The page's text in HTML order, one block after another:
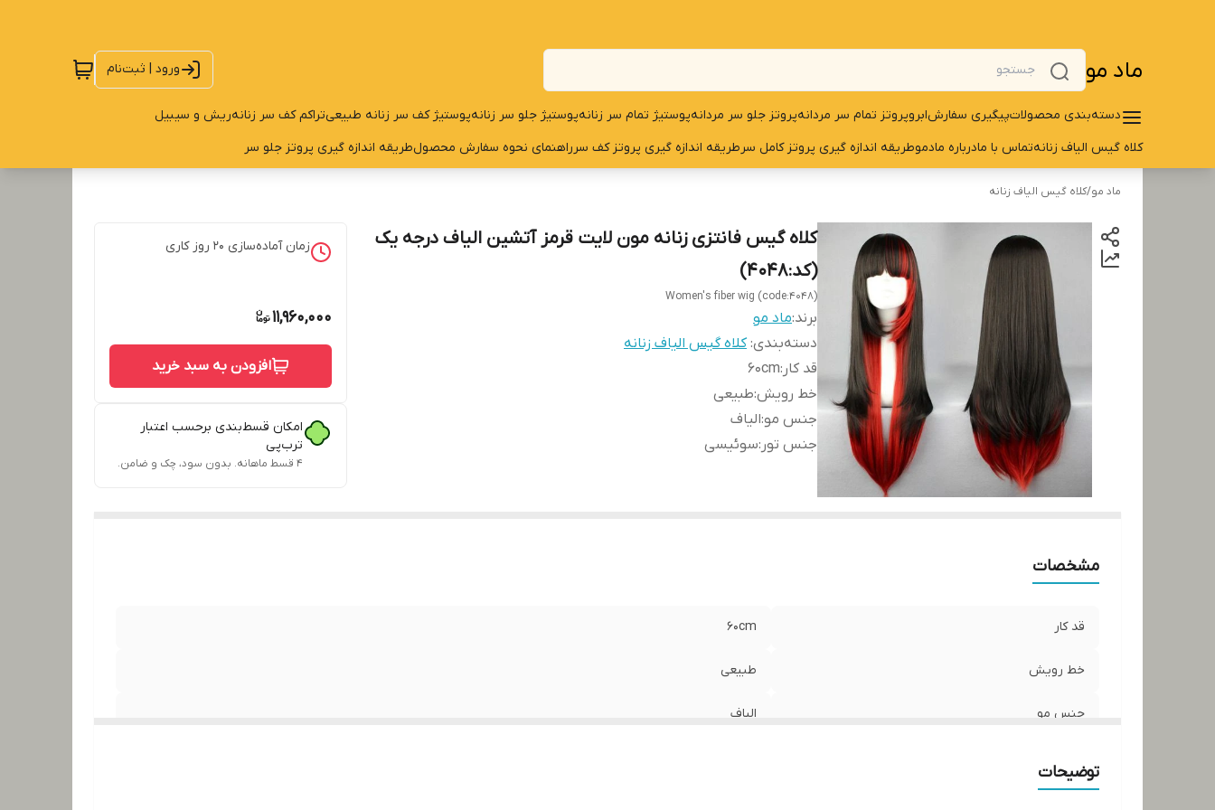
ماد مو ورود | ثبت‌نام
دسته‌بندی محصولاتپیگیری سفارشابروپروتز تمام سر مردانهپروتز جلو سر مردانهپوستیژ تمام سر زنانهپوستیژ جلو سر زنانهپوستیژ کف سر زنانه طبیعیتراکم کف سر زنانهریش و سیبیل
کلاه گیس الیاف زنانهتماس با مادرباره مادموطریقه اندازه گیری پروتز کامل سرطریقه اندازه گیری پروتز کف سرراهنمای نحوه سفارش محصولطریقه اندازه گیری پروتز جلو سر
ماد مو/کلاه گیس الیاف زنانه
کلاه گیس فانتزی زنانه مون لایت قرمز آتشین الیاف درجه یک
(کد:4048)
Women's fiber wig (code:4048)
برند:ماد مو
دسته‌بندی:کلاه گیس الیاف زنانه
قد کار :۶۰cm
خط رویش:طبیعی
جنس مو:الیاف
جنس تور :سوئیسی
زمان آماده‌سازی 20 روز کاری
11,960,000
افزودن به سبد خرید
امکان قسط‌بندی برحسب اعتبار
ترب‌پی
۴ قسط ماهانه. بدون سود، چک و ضامن.
مشخصات
قد کار ۶۰cm
خط رویش طبیعی
جنس مو الیاف
توضیحات